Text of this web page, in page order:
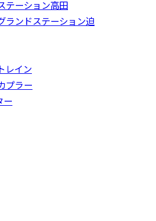
テーション高田
ランドステーション迫
レイン
プラー
ー